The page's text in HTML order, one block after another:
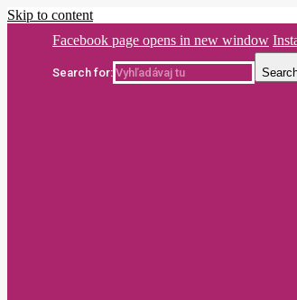
Skip to content
Facebook page opens in new window
Search for: